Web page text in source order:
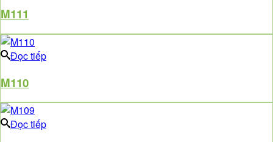
M111
Đọc tiếp
M110
Đọc tiếp